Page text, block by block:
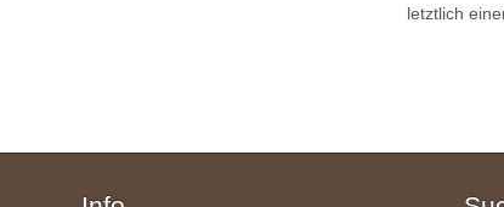
letztlich